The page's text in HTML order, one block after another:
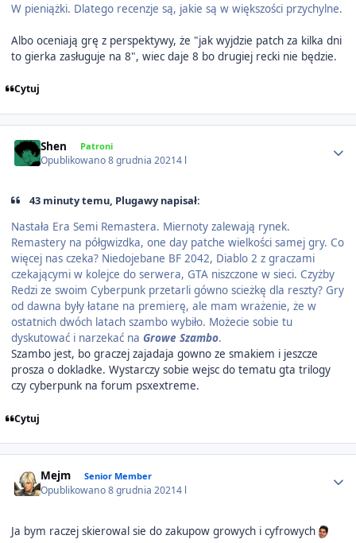
W pieniążki. Dlatego recenzje są, jakie są w większości przychylne.
Albo oceniają grę z perspektywy, że "jak wyjdzie patch za kilka dni
to gierka zasługuje na 8", wiec daje 8 bo drugiej recki nie będzie.
Cytuj
Shen Patroni
Opublikowano8 grudnia 20214 l
43 minuty temu, Plugawy napisał:
Nastała Era Semi Remastera. Miernoty zalewają rynek.
Remastery na półgwizdka, one day patche wielkości samej gry. Co
więcej nas czeka? Niedojebane BF 2042, Diablo 2 z graczami
czekającymi w kolejce do serwera, GTA niszczone w sieci. Czyżby
Redzi ze swoim Cyberpunk przetarli gówno scieżkę dla reszty? Gry
od dawna były łatane na premierę, ale mam wrażenie, że w
ostatnich dwóch latach szambo wybiło. Możecie sobie tu
dyskutować i narzekać na Growe Szambo.
Szambo jest, bo graczej zajadaja gowno ze smakiem i jeszcze
prosza o dokladke. Wystarczy sobie wejsc do tematu gta trilogy
czy cyberpunk na forum psxextreme.
Cytuj
Mejm Senior Member
Opublikowano8 grudnia 20214 l
Ja bym raczej skierowal sie do zakupow growych i cyfrowych